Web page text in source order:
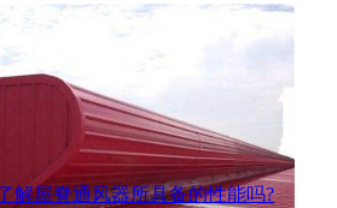
解屋脊通风器所具备的性能吗?